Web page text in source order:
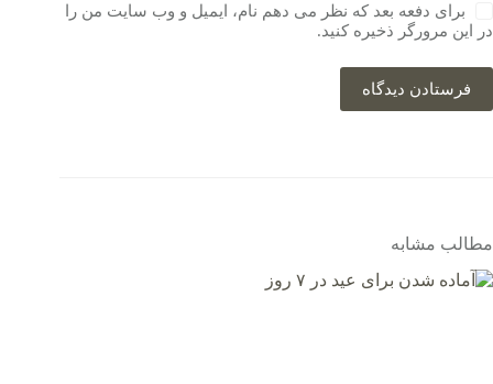
برای دفعه بعد که نظر می دهم نام، ایمیل و وب سایت من را
در این مرورگر ذخیره کنید.
فرستادن دیدگاه
مطالب مشابه